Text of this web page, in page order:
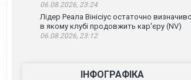
06.08.2026, 23:24
Лідер Реала Вінісіус остаточно
в якому клубі продовжить кар'єру (NV)
06.08.2026, 23:12
ІНФОГРАФІКА